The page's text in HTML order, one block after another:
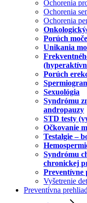
Ochorenia
Ochorenia
Ochorenia
Porúch
Unikania
Porúch
Sexuológia
Syndrómu
andropauzy
STD testy
Očkovanie
Testalgie –
Syndrómu
chronickej
Preventívne
Vyšetrenie
Preventívna